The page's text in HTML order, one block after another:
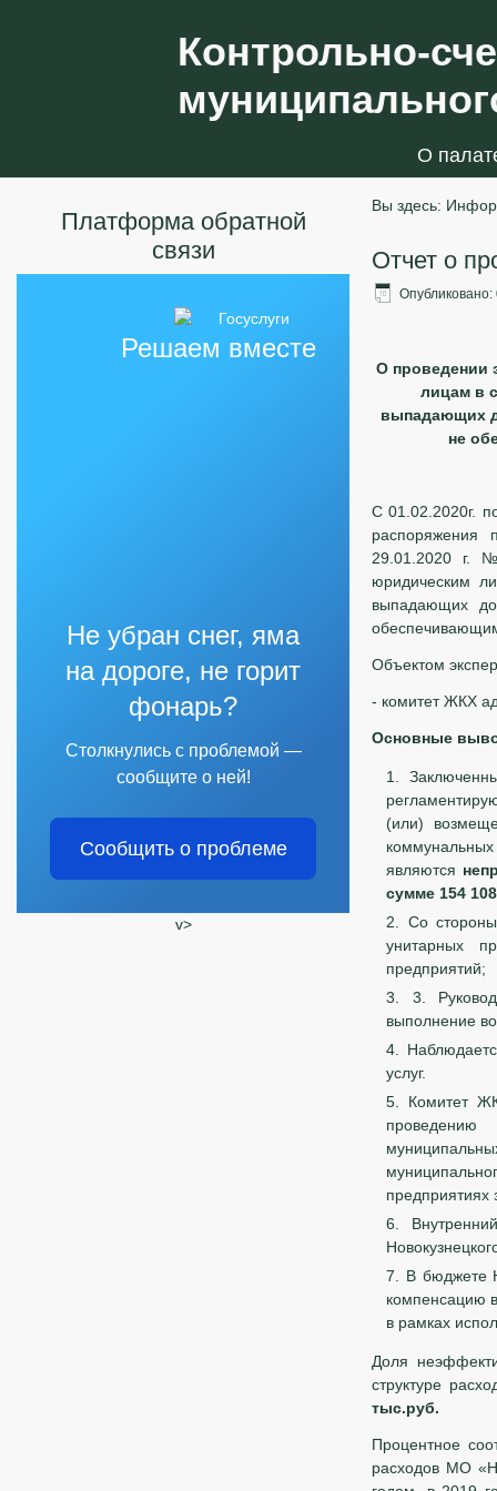
Контрольно-
О
Платформа обратной
связи
Решаем вместе
Не убран снег, яма
на дороге, не горит
фонарь?
Столкнулись с проблемой —
сообщите о ней!
Сообщить о проблеме
v>
Вы здесь:
Отчет о
Опубликовано:
О проведении
лицам в
выпадающих
не
С 01.02.2020г.
распоряжения
29.01.2020 г. №
юридическим
выпадающих
Объектом
- комитет ЖКХ
Основные
(или)
являются
сумме 154
Со
унитарных
предприятий;
3.
выполнение
услуг.
Комитет
проведению
предприятиях
В бюджете
компенсацию
в рамках
Доля
структуре
тыс.руб.
Процентное
расходов МО